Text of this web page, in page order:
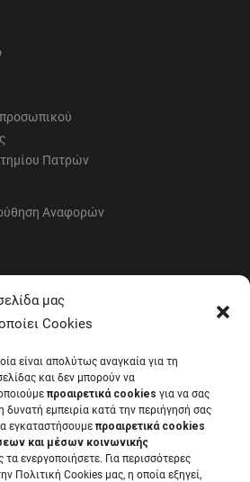
μας
Cookies
είναι απολύτως αναγκαία για τη
και δεν μπορούν να
προαιρετικά cookies για να σας
εμπειρία κατά την περιήγησή σας
εγκαταστήσουμε προαιρετικά cookies
και μέσων κοινωνικής
τα ενεργοποιήσετε. Για περισσότερες
Πολιτική Cookies μας, η οποία εξηγεί,
Πατρών
Αναφορών
Διοίκησης